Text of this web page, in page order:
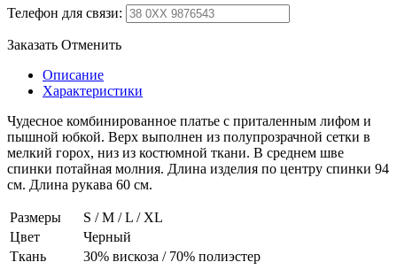
Телефон для связи:
Заказать Отменить
Описание
Характеристики
Чудесное комбинированное платье с приталенным лифом и
пышной юбкой. Верх выполнен из полупрозрачной сетки в
мелкий горох, низ из костюмной ткани. В среднем шве
спинки потайная молния. Длина изделия по центру спинки 94
см. Длина рукава 60 см.
Размеры
S / M / L / XL
Цвет
Черный
Ткань
30% вискоза / 70% полиэстер